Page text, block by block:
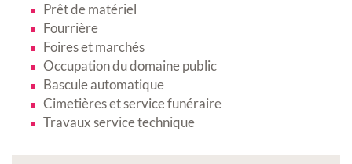
Prêt de matériel
Fourrière
Foires et marchés
Occupation du domaine public
Bascule automatique
Cimetières et service funéraire
Travaux service technique